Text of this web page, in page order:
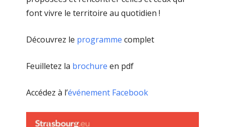
font vivre le territoire au quotidien !
Découvrez le programme complet
Feuilletez la brochure en pdf
Accédez à l’événement Facebook